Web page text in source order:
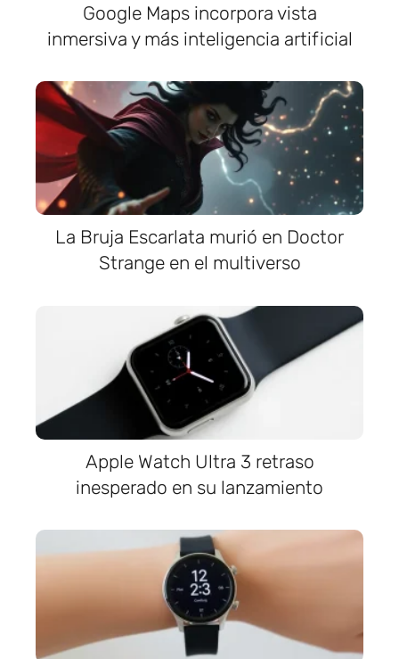
Google Maps incorpora vista
inmersiva y más inteligencia artificial
La Bruja Escarlata murió en Doctor
Strange en el multiverso
Apple Watch Ultra 3 retraso
inesperado en su lanzamiento